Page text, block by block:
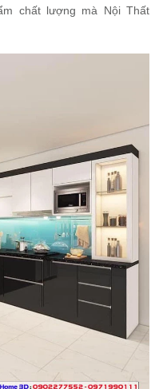
chất lượng mà Nội Thất